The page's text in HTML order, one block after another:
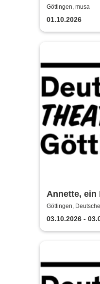
Göttingen, musa
01.10.2026
Annette, ein
Deutsches
Göttingen,
03.10.2026 -